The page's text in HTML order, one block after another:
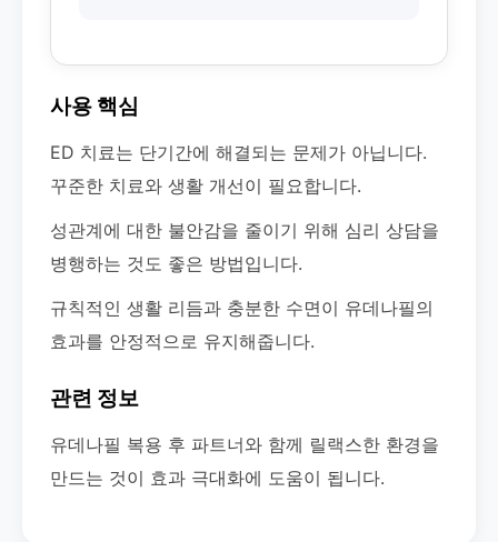
사용 핵심
ED 치료는 단기간에 해결되는 문제가 아닙니다.
꾸준한 치료와 생활 개선이 필요합니다.
성관계에 대한 불안감을 줄이기 위해 심리 상담을
병행하는 것도 좋은 방법입니다.
규칙적인 생활 리듬과 충분한 수면이 유데나필의
효과를 안정적으로 유지해줍니다.
관련 정보
유데나필 복용 후 파트너와 함께 릴랙스한 환경을
만드는 것이 효과 극대화에 도움이 됩니다.